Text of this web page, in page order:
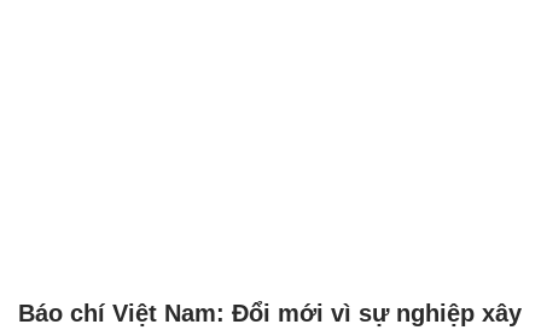
Báo chí Việt Nam: Đổi mới vì sự nghiệp xây